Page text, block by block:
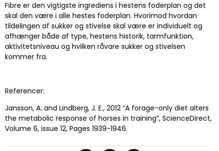
Fibre er den vigtigste ingrediens i hestens foderplan og det
skal den være i alle hestes foderplan. Hvorimod hvordan
tildelingen af sukker og stivelse skal være er individuelt og
afhænger både af type, hestens historik, tarmfunktion,
aktivitetsniveau og hvilken råvare sukker og stivelsen
kommer fra.
Referencer:
Jansson, A. and Lindberg, J. E., 2012 “A forage-only diet alters
the metabolic response of horses in training”, ScienceDirect,
Volume 6, issue 12, Pages 1939-1946.